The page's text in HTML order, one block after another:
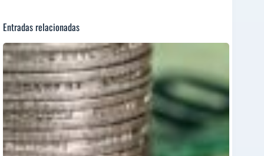
Entradas relacionadas